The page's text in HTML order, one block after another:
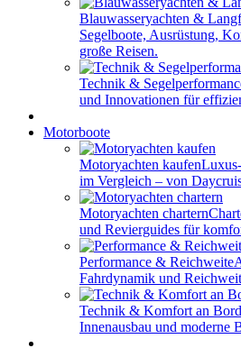
Blauwasseryachten &
Segelboote, Ausrüstung,
große Reisen.
Technik &
und Innovationen für
Motorboote
Motoryachten kaufen
im Vergleich – von
Motoryachten chartern
und Revierguides für
Performance & Reichweite
Fahrdynamik und
Technik & Komfort an Bord
Innenausbau und moderne